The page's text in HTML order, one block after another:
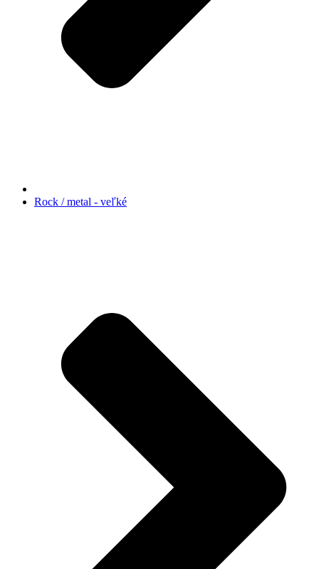
Rock / metal - veľké